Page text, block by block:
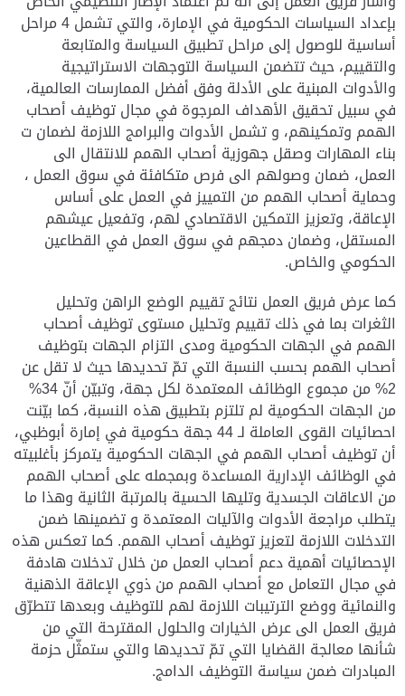
بإعداد السياسات الحكومية في الإمارة، والتي تشمل 4 مراحل
أساسية للوصول إلى مراحل تطبيق السياسة والمتابعة
والتقييم، حيث تتضمن السياسة التوجهات الاستراتيجية
والأدوات المبنية على الأدلة وفق أفضل الممارسات العالمية،
في سبيل تحقيق الأهداف المرجوة في مجال توظيف أصحاب
الهمم وتمكينهم، و تشمل الأدوات والبرامج اللازمة لضمان ت
بناء المهارات وصقل جهوزية أصحاب الهمم للانتقال الى
العمل، ضمان وصولهم الى فرص متكافئة في سوق العمل ،
وحماية أصحاب الهمم من التمييز في العمل على أساس
الإعاقة، وتعزيز التمكين الاقتصادي لهم، وتفعيل عيشهم
المستقل، وضمان دمجهم في سوق العمل في القطاعين
الحكومي والخاص.
كما عرض فريق العمل نتائج تقييم الوضع الراهن وتحليل
الثغرات بما في ذلك تقييم وتحليل مستوى توظيف أصحاب
الهمم في الجهات الحكومية ومدى التزام الجهات بتوظيف
أصحاب الهمم بحسب النسبة التي تمّ تحديدها حيث لا تقل عن
2% من مجموع الوظائف المعتمدة لكل جهة، وتبيّن أنّ 34%
من الجهات الحكومية لم تلتزم بتطبيق هذه النسبة، كما بيّنت
احصائيات القوى العاملة لـ 44 جهة حكومية في إمارة أبوظبي،
أن توظيف أصحاب الهمم في الجهات الحكومية يتمركز بأغلبيته
في الوظائف الإدارية المساعدة وبمجمله على أصحاب الهمم
من الاعاقات الجسدية وتليها الحسية بالمرتبة الثانية وهذا ما
يتطلب مراجعة الأدوات والآليات المعتمدة و تضمينها ضمن
التدخلات اللازمة لتعزيز توظيف أصحاب الهمم. كما تعكس هذه
الإحصائيات أهمية دعم أصحاب العمل من خلال تدخلات هادفة
في مجال التعامل مع أصحاب الهمم من ذوي الإعاقة الذهنية
والنمائية ووضع الترتيبات اللازمة لهم للتوظيف وبعدها تتطرّق
فريق العمل الى عرض الخيارات والحلول المقترحة التي من
شأنها معالجة القضايا التي تمّ تحديدها والتي ستمثّل حزمة
المبادرات ضمن سياسة التوظيف الدامج.